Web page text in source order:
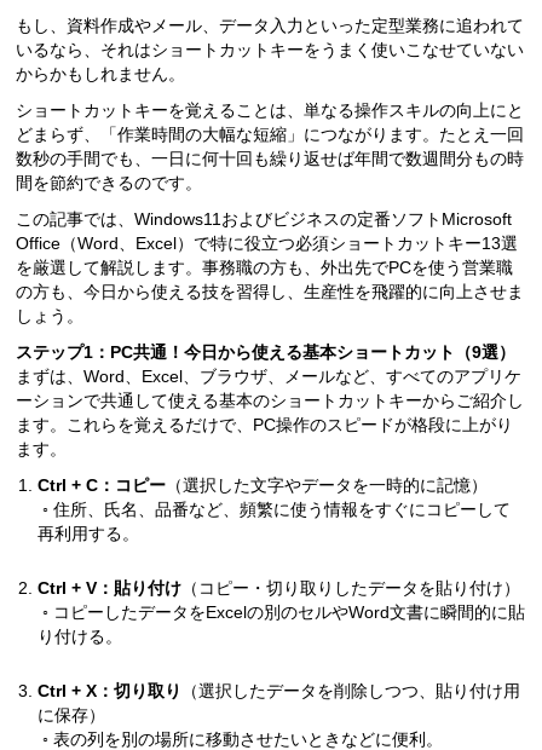
もし、資料作成やメール、データ入力といった定型業務に追われて
いるなら、それはショートカットキーをうまく使いこなせていない
からかもしれません。
ショートカットキーを覚えることは、単なる操作スキルの向上にと
どまらず、「作業時間の大幅な短縮」につながります。たとえ一回
数秒の手間でも、一日に何十回も繰り返せば年間で数週間分もの時
間を節約できるのです。
この記事では、Windows11およびビジネスの定番ソフトMicrosoft
Office（Word、Excel）で特に役立つ必須ショートカットキー13選
を厳選して解説します。事務職の方も、外出先でPCを使う営業職
の方も、今日から使える技を習得し、生産性を飛躍的に向上させま
しょう。
ステップ1：PC共通！今日から使える基本ショートカット（9選）
まずは、Word、Excel、ブラウザ、メールなど、すべてのアプリケ
ーションで共通して使える基本のショートカットキーからご紹介し
ます。これらを覚えるだけで、PC操作のスピードが格段に上がり
ます。
Ctrl + C：コピー （選択した文字やデータを一時的に記憶）
◦ 住所、氏名、品番など、頻繁に使う情報をすぐにコピーして
再利用する。
Ctrl + V：貼り付け （コピー・切り取りしたデータを貼り付け）
◦ コピーしたデータをExcelの別のセルやWord文書に瞬間的に貼
り付ける。
Ctrl + X：切り取り
（選択したデータを削除しつつ、貼り付け用
に保存）
◦ 表の列を別の場所に移動させたいときなどに便利。